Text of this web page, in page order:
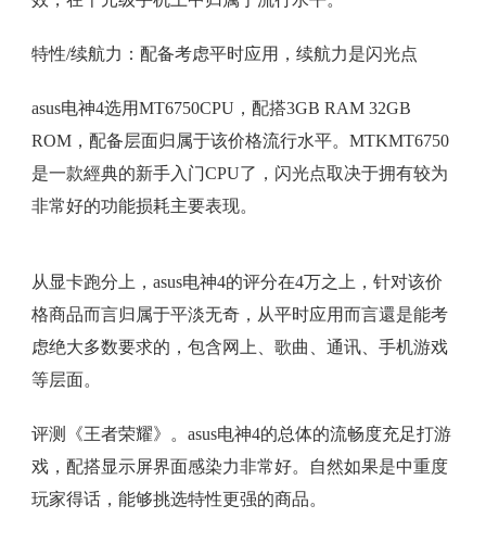
特性/续航力：配备考虑平时应用，续航力是闪光点
asus电神4选用MT6750CPU，配搭3GB RAM 32GB
ROM，配备层面归属于该价格流行水平。MTKMT6750
是一款經典的新手入门CPU了，闪光点取决于拥有较为
非常好的功能损耗主要表现。
从显卡跑分上，asus电神4的评分在4万之上，针对该价
格商品而言归属于平淡无奇，从平时应用而言還是能考
虑绝大多数要求的，包含网上、歌曲、通讯、手机游戏
等层面。
评测《王者荣耀》。asus电神4的总体的流畅度充足打游
戏，配搭显示屏界面感染力非常好。自然如果是中重度
玩家得话，能够挑选特性更强的商品。